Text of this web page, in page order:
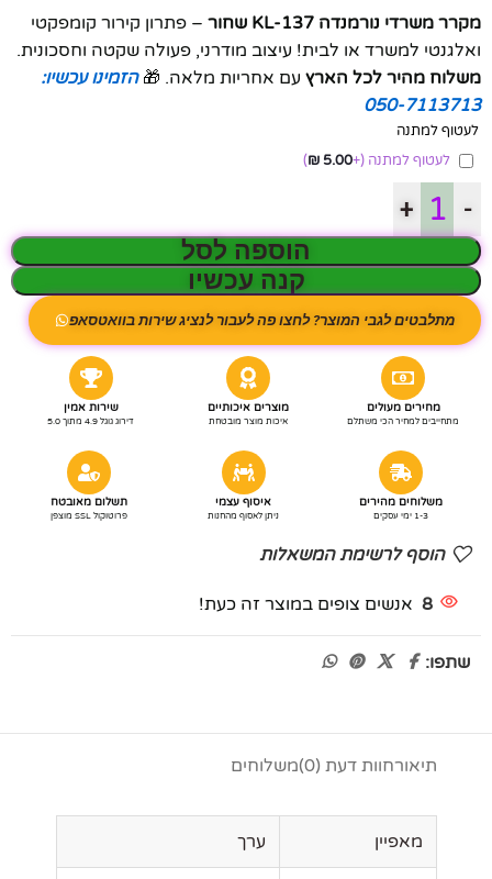
מקרר משרדי נורמנדה KL-137 שחור
– פתרון קירור קומפקטי
ואלגנטי למשרד או לבית! עיצוב מודרני, פעולה שקטה וחסכונית.
משלוח מהיר לכל הארץ עם אחריות מלאה. 🎁הזמינו עכשיו:
050-7113713
לעטוף למתנה
לעטוף למתנה (+
5.00
₪
)
-
+
הוספה לסל
קנה עכשיו
מתלבטים לגבי המוצר? לחצו פה לעבור לנציג שירות בוואטסאפ
מחירים מעולים
מתחייבים למחיר הכי משתלם
מוצרים איכותיים
איכות מוצר מובטחת
שירות אמין
דירוג גוגל 4.9 מתוך 5.0
משלוחים מהירים
1-3 ימי עסקים
איסוף עצמי
ניתן לאסוף מהחנות
תשלום מאובטח
פרוטוקול SSL מוצפן
הוסף לרשימת המשאלות
8 אנשים צופים במוצר זה כעת!
שתפו:
תיאורחוות דעת (0) משלוחים
מאפיין ערך